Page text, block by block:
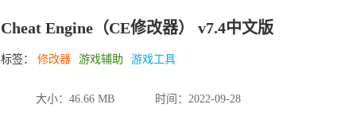
Cheat Engine（CE修改器） v7.4中文版
标签： 修改器 游戏辅助 游戏工具
大小： 46.66 MB 时间： 2022-09-28